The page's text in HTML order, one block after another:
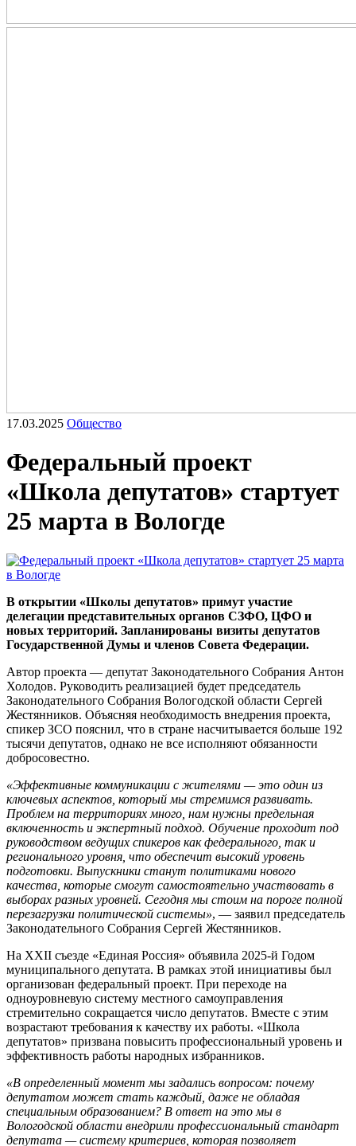
17.03.2025 Общество
Федеральный проект
«Школа депутатов» стартует
25 марта в Вологде
В открытии «Школы депутатов» примут участие
делегации представительных органов СЗФО, ЦФО и
новых территорий. Запланированы визиты депутатов
Государственной Думы и членов Совета Федерации.
Автор проекта — депутат Законодательного Собрания Антон
Холодов. Руководить реализацией будет председатель
Законодательного Собрания Вологодской области Сергей
Жестянников. Объясняя необходимость внедрения проекта,
спикер ЗСО пояснил, что в стране насчитывается больше 192
тысячи депутатов, однако не все исполняют обязанности
добросовестно.
«Эффективные коммуникации с жителями — это один из
ключевых аспектов, который мы стремимся развивать.
Проблем на территориях много, нам нужны предельная
включенность и экспертный подход. Обучение проходит под
руководством ведущих спикеров как федерального, так и
регионального уровня, что обеспечит высокий уровень
подготовки. Выпускники станут политиками нового
качества, которые смогут самостоятельно участвовать в
выборах разных уровней. Сегодня мы стоим на пороге полной
перезагрузки политической системы», — заявил председатель
Законодательного Собрания Сергей Жестянников.
На ХХII съезде «Единая Россия» объявила 2025-й Годом
муниципального депутата. В рамках этой инициативы был
организован федеральный проект. При переходе на
одноуровневую систему местного самоуправления
стремительно сокращается число депутатов. Вместе с этим
возрастают требования к качеству их работы. «Школа
депутатов» призвана повысить профессиональный уровень и
эффективность работы народных избранников.
«В определенный момент мы задались вопросом: почему
депутатом может стать каждый, даже не обладая
специальным образованием? В ответ на это мы в
Вологодской области внедрили профессиональный стандарт
депутата — систему критериев, которая позволяет